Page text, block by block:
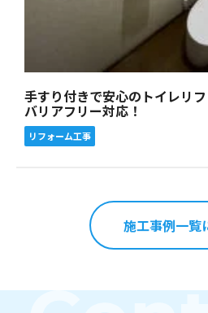
手すり付きで安心のトイレリ
バリアフリー対応！
リフォーム工事
施工事例一覧